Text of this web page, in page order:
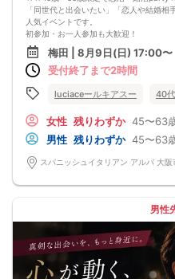
□ビール
□チューハイ
□ハイボール
□グラスワイン
□焼酎
□各種カクテル
□各種ソフトドリンク
【 服装 】
【 参加定員数 】
20名様
🔳最小開催人数：2対2
🔳飲食あり
「同世代と出会いたい」「恋人や結婚
人気イベントです。
初参加・お一人参加も大歓迎！
毎回、多くの方がお一人で初参加されて
イベント終了までしっかりサポートいた
心してご参加いただけます。
※●キャンセルについて●※
発生いたします。
日程の変更や年代の変更の場合であって
お支払いいただきます。
完全着席だから自然に会話が弾む♪
立食パーティーのように「話しかける
スタッフがお席をご案内する完全着席ス
さらにイベント中は数回の席替えを実施
できるだけ多くの異性と交流していただ
ミングで席替えを行います。
◆──────────────◆
梅田 | 8月9日(日) 17:00〜
受付終了まで2時間
luciaceールキアスー 40
女性 残りわずか 45〜63
男性 残りわずか 45〜63
スパニッシュイタリアン アルバ 大
男性